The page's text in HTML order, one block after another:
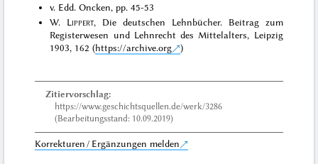
v. Edd. Oncken, pp. 45-53
W. Lippert, Die deutschen Lehnbücher. Beitrag zum
Registerwesen und Lehnrecht des Mittelalters, Leipzig
1903, 162 (https://archive.org )
Zitiervorschlag:
https://www.geschichtsquellen.de/werk/3286
(Bearbeitungsstand: 10.09.2019)
Korrekturen / Ergänzungen melden